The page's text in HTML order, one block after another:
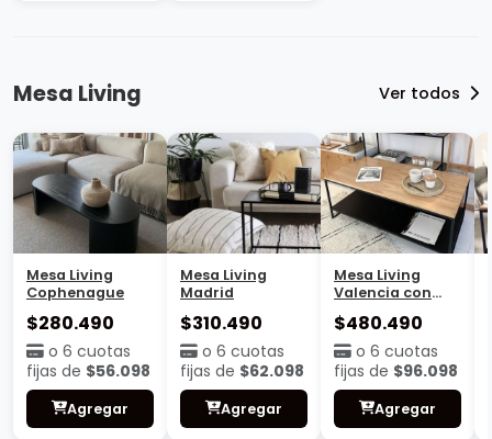
Mesa Living Ver todos
Mesa Living
Cophenague
$280.490
o 6 cuotas
fijas de $56.098
Agregar
Mesa Living
Madrid
$310.490
o 6 cuotas
fijas de $62.098
Agregar
Mesa Living
Valencia con
$480.490
o 6 cuotas
fijas de $96.098
Agregar